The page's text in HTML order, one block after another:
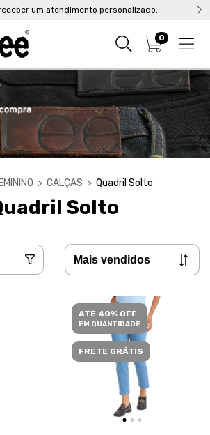
um atendimento personalizado.
0
> CALÇAS > Quadril Solto
Solto
ATÉ 40% OFF
EM QUANTIDADE
FRETE GRÁTIS